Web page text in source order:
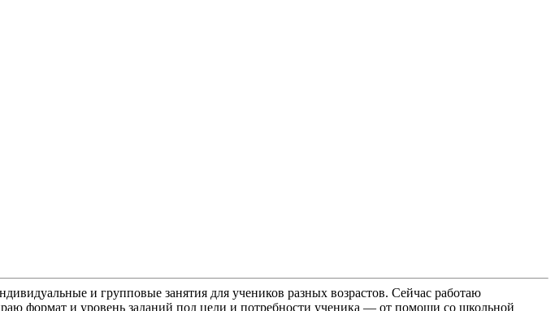
и групповые занятия для учеников разных возрастов. Сейчас работаю
формат и уровень заданий под цели и потребности ученика — от помощи со школьной